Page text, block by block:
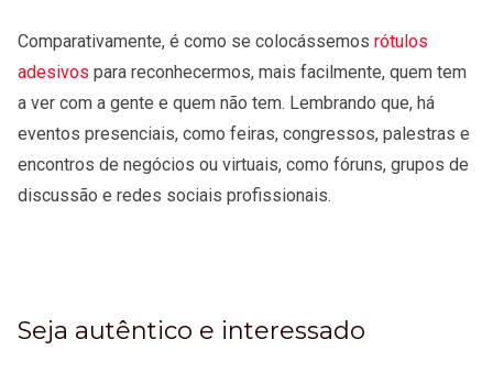
Comparativamente, é como se colocássemos rótulos
adesivos para reconhecermos, mais facilmente, quem tem
a ver com a gente e quem não tem. Lembrando que, há
eventos presenciais, como feiras, congressos, palestras e
encontros de negócios ou virtuais, como fóruns, grupos de
discussão e redes sociais profissionais.
Seja autêntico e interessado